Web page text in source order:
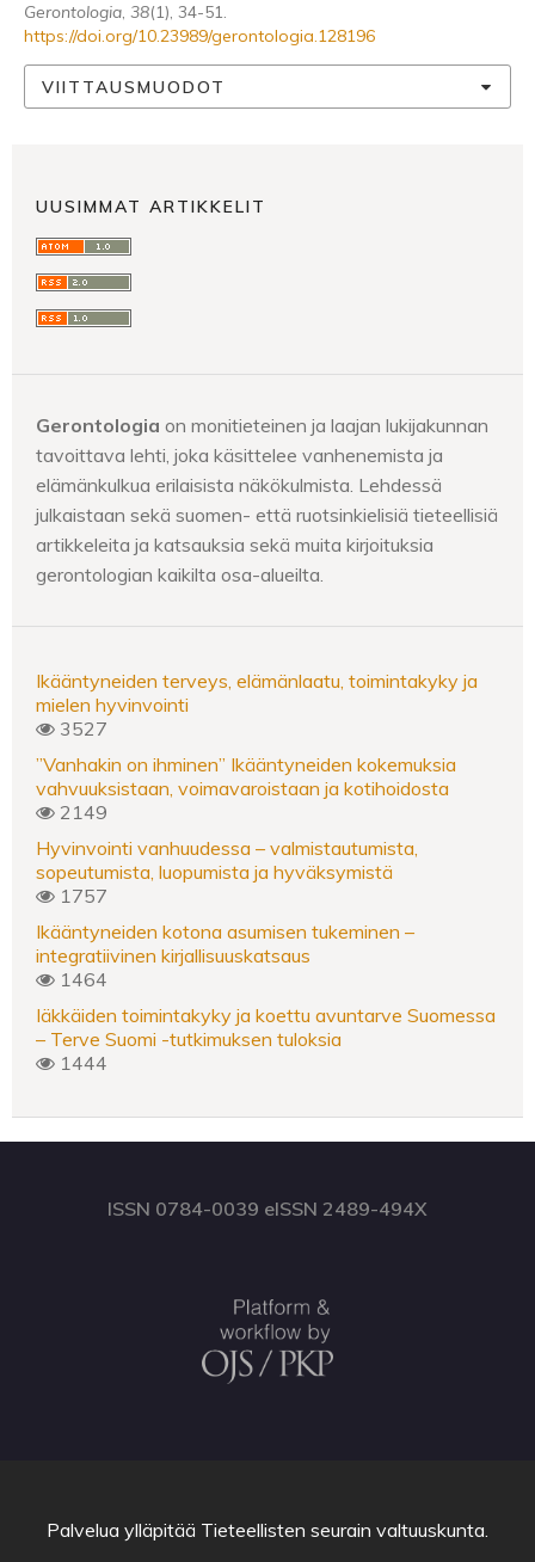
Gerontologia, 38(1), 34-51.
https://doi.org/10.23989/gerontologia.128196
VIITTAUSMUODOT
UUSIMMAT ARTIKKELIT
Gerontologia on monitieteinen ja laajan lukijakunnan
tavoittava lehti, joka käsittelee vanhenemista ja
elämänkulkua erilaisista näkökulmista. Lehdessä
julkaistaan sekä suomen- että ruotsinkielisiä tieteellisiä
artikkeleita ja katsauksia sekä muita kirjoituksia
gerontologian kaikilta osa-alueilta.
Ikääntyneiden terveys, elämänlaatu, toimintakyky ja
mielen hyvinvointi
3527
”Vanhakin on ihminen” Ikääntyneiden kokemuksia
vahvuuksistaan, voimavaroistaan ja kotihoidosta
2149
Hyvinvointi vanhuudessa – valmistautumista,
sopeutumista, luopumista ja hyväksymistä
1757
Ikääntyneiden kotona asumisen tukeminen –
integratiivinen kirjallisuuskatsaus
1464
Iäkkäiden toimintakyky ja koettu avuntarve Suomessa
– Terve Suomi -tutkimuksen tuloksia
1444
ISSN 0784-0039 eISSN 2489-494X
Palvelua ylläpitää Tieteellisten seurain valtuuskunta.